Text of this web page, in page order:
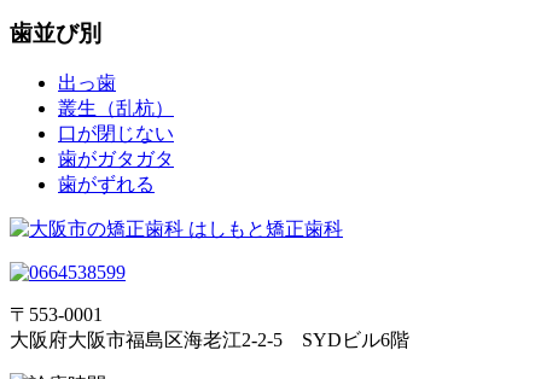
歯並び別
出っ歯
叢生（乱杭）
口が閉じない
歯がガタガタ
歯がずれる
〒553-0001
大阪府大阪市福島区海老江2-2-5 SYDビル6階